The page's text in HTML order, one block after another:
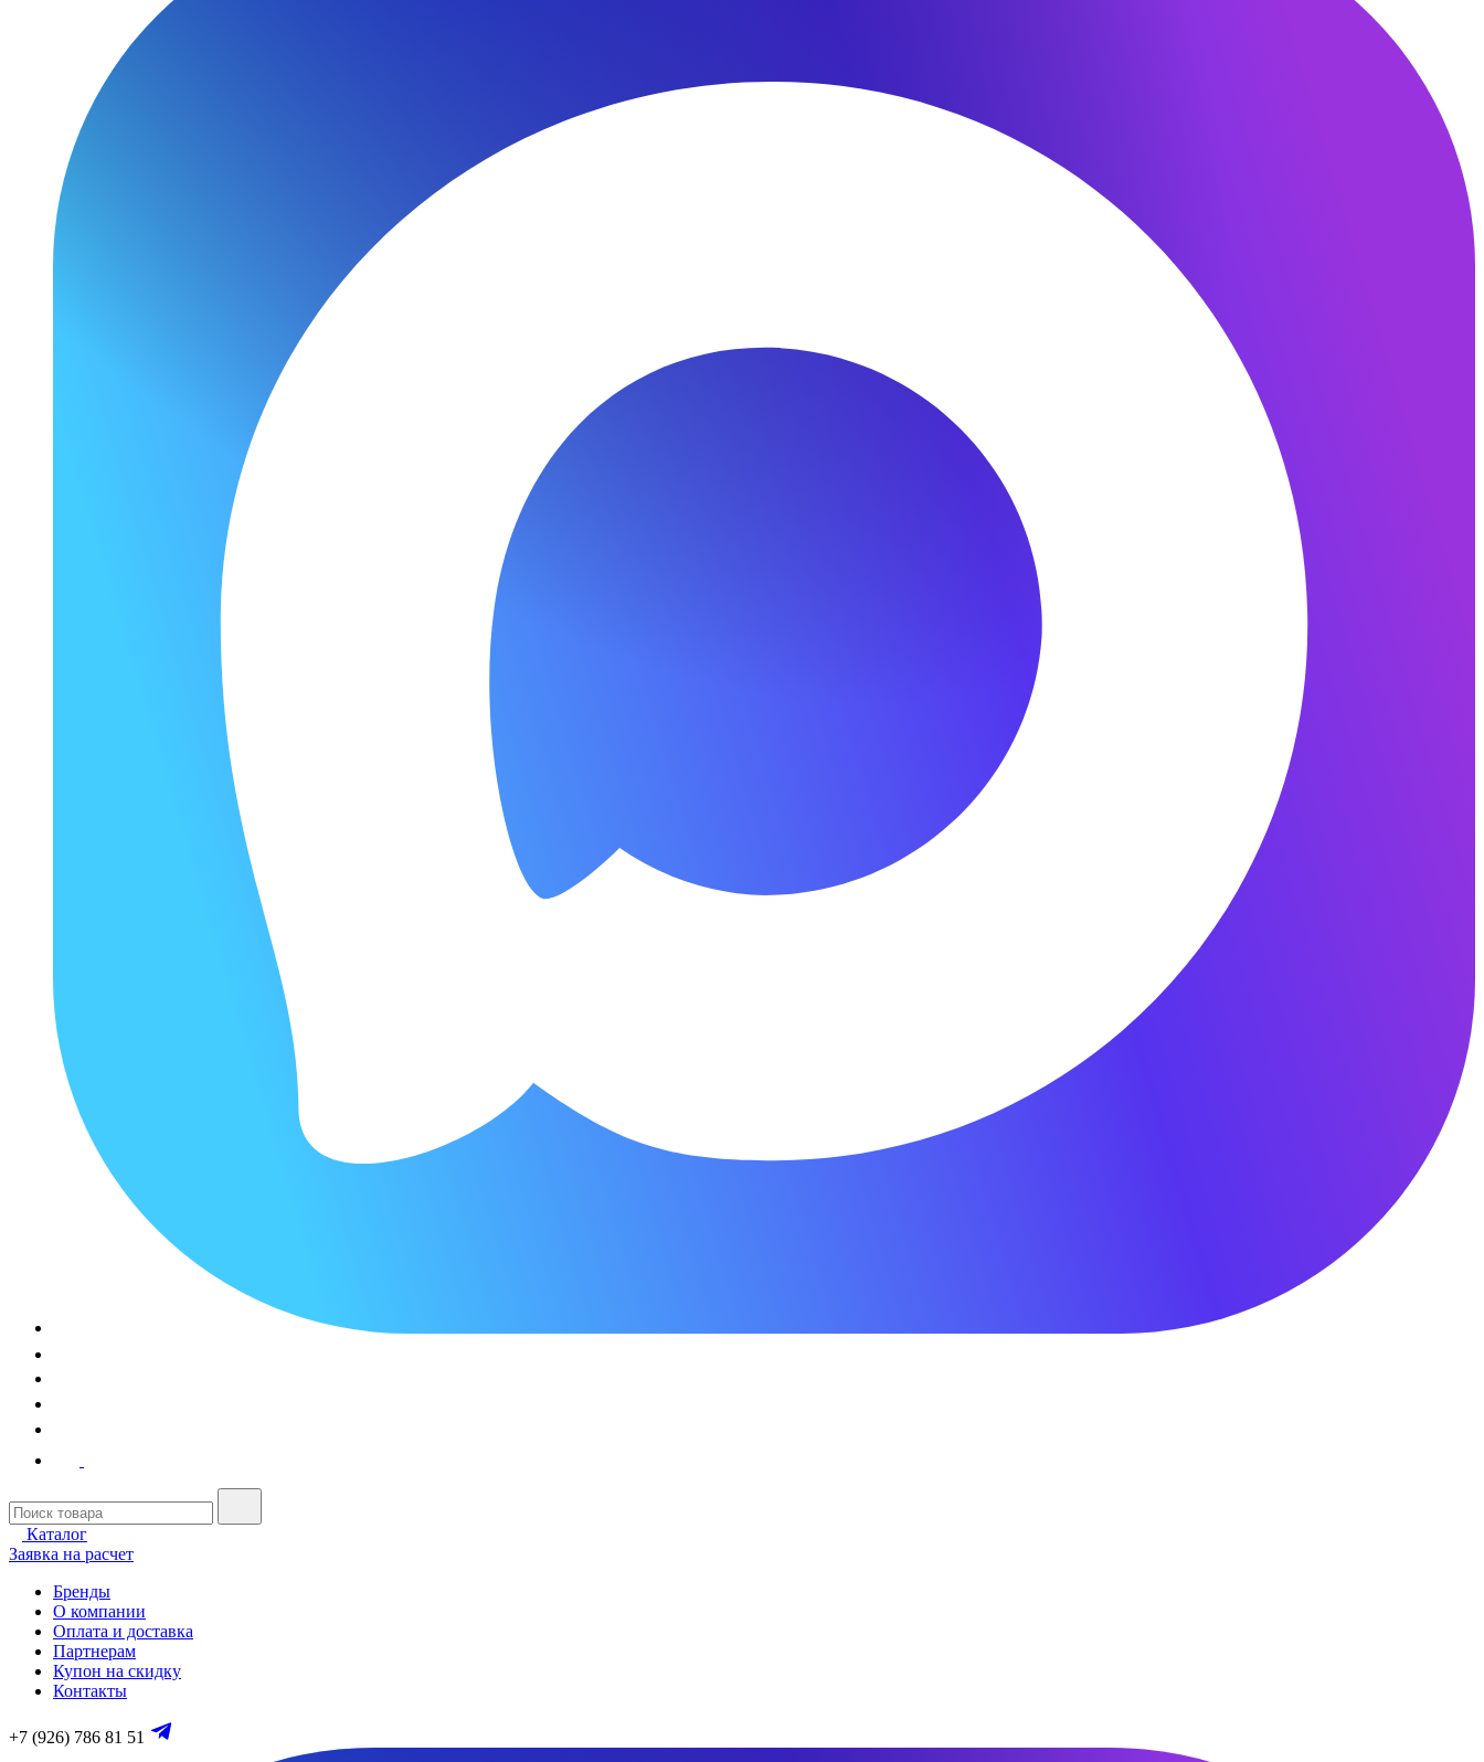
Каталог
Заявка на расчет
Бренды
О компании
Оплата и доставка
Партнерам
Купон на скидку
Контакты
+7 (926) 786 81 51